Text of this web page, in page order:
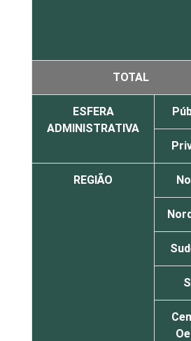
TOTAL
ESFERA
ADMINISTRATIVA
REGIÃO